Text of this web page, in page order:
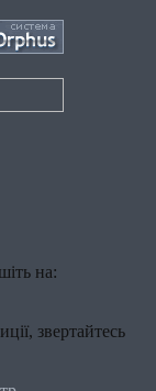
на:
звертайтесь